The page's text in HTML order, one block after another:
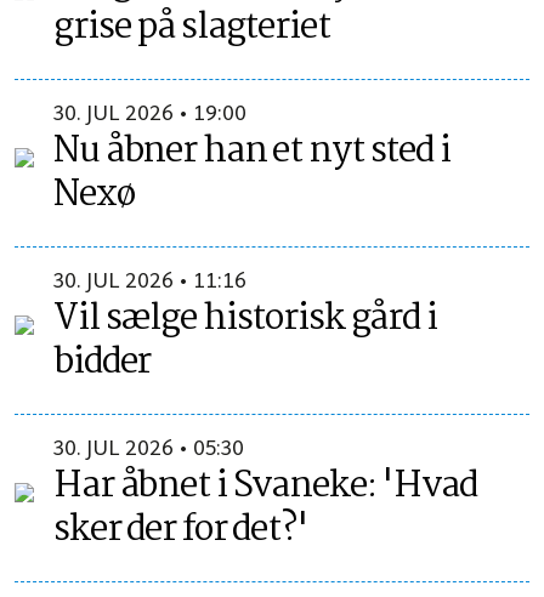
grise på slagteriet
30. JUL 2026 • 19:00
Nu åbner han et nyt sted i
Nexø
30. JUL 2026 • 11:16
Vil sælge historisk gård i
bidder
30. JUL 2026 • 05:30
Har åbnet i Svaneke: 'Hvad
sker der for det?'